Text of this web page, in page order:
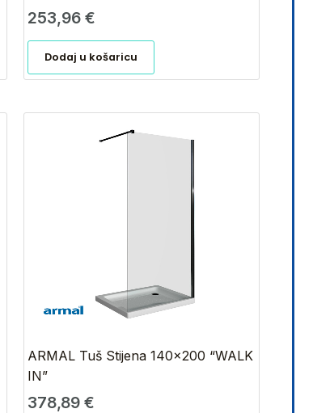
253,96 €
Dodaj u košaricu
ARMAL Tuš Stijena 140×200 “WALK
IN”
378,89 €